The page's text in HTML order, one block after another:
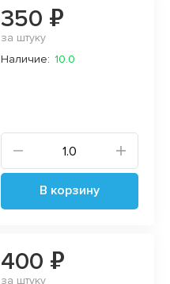
350 ₽
за штуку
Наличие: 10.0
В корзину
400 ₽
за штуку